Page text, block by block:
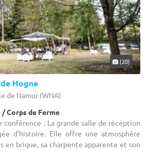
(20)
Hogne
de Namur (WNA)
Corps de Ferme
conférence : La grande salle de réception
d'histoire. Elle offre une atmosphère
en brique, sa charpente apparente et son